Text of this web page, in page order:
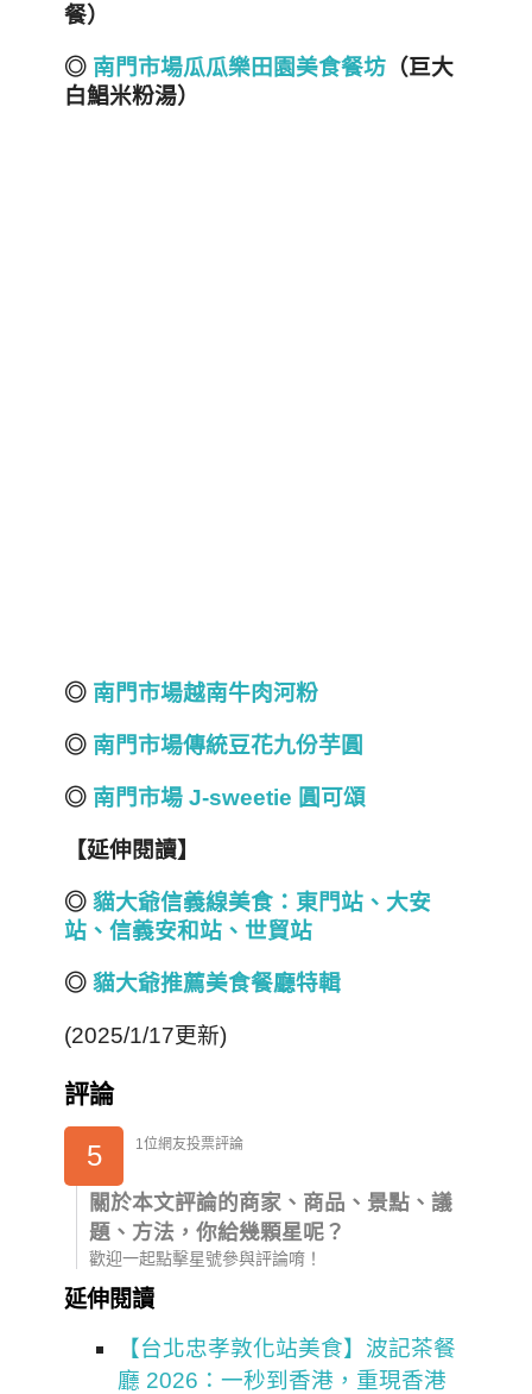
餐）
◎ 南門市場瓜瓜樂田園美食餐坊 （巨大
白鯧米粉湯）
◎ 南門市場越南牛肉河粉
◎ 南門市場傳統豆花九份芋圓
◎ 南門市場 J-sweetie 圓可頌
【延伸閱讀】
◎ 貓大爺信義線美食：東門站、大安
站、信義安和站、世貿站
◎ 貓大爺推薦美食餐廳特輯
(2025/1/17更新)
評論
5 1位網友投票評論
關於本文評論的商家、商品、景點、議
題、方法，你給幾顆星呢？
歡迎一起點擊星號參與評論唷！
延伸閱讀
【台北忠孝敦化站美食】波記茶餐
廳 2026：一秒到香港，重現香港